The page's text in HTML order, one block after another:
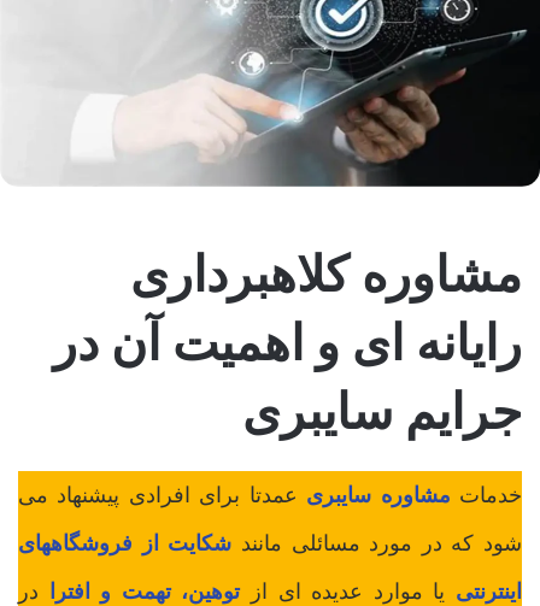
مشاوره کلاهبرداری
رایانه ای و اهمیت آن در
جرایم سایبری
خدمات مشاوره سایبری عمدتا برای افرادی پیشنهاد می
شود که در مورد مسائلی مانند شکایت از فروشگاههای
اینترنتی یا موارد عدیده ای ازتوهین، تهمت و افترا
در